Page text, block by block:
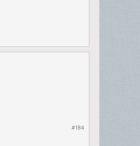
#184